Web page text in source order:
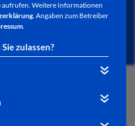
aufrufen. Weitere Informationen
. Angaben zum Betreiber
.
zulassen?
LETTER